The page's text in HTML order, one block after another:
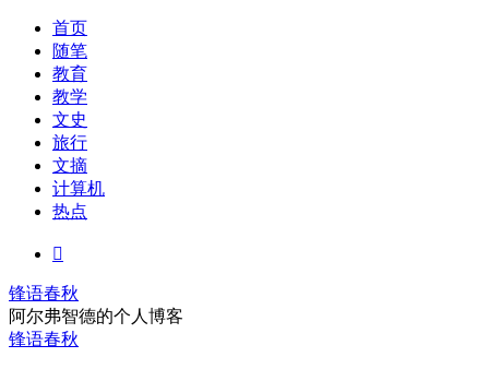
首页
随笔
教育
教学
文史
旅行
文摘
计算机
热点

锋语春秋
阿尔弗智德的个人博客
锋语春秋